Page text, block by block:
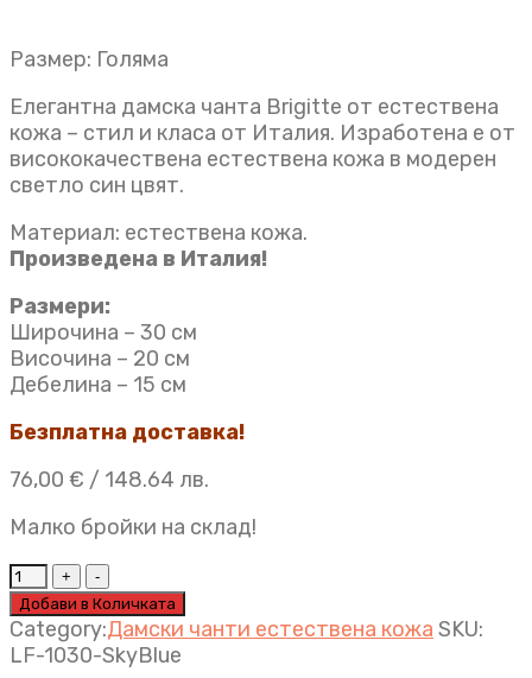
Размер: Голяма
Елегантна дамска чанта Brigitte от естествена
кожа – стил и класа от Италия. Изработена е от
висококачествена естествена кожа в модерен
светло син цвят.
Материал: естествена кожа.
Произведена в Италия!
Размери:
Широчина – 30 см
Височина – 20 см
Дебелина – 15 см
Безплатна доставка!
76,00 € / 148.64 лв.
Малко бройки на склад!
Дамска
чанта
Brigitte
светло
Добави в Количката
Category:Дамски чанти естествена кожа SKU:
LF-1030-SkyBlue